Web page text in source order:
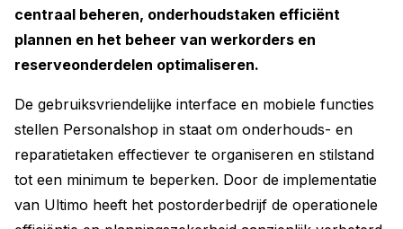
centraal beheren, onderhoudstaken efficiënt
plannen en het beheer van werkorders en
reserveonderdelen optimaliseren.
De gebruiksvriendelijke interface en mobiele functies
stellen Personalshop in staat om onderhouds- en
reparatietaken effectiever te organiseren en stilstand
tot een minimum te beperken. Door de implementatie
van Ultimo heeft het postorderbedrijf de operationele